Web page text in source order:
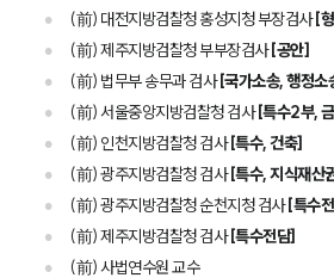
(前) 대전지방검찰청 홍성지청 부장검사[
(前) 제주지방검찰청 부부장검사[공안]
(前) 법무부 송무과 검사[국가소송, 행정소
(前) 서울중앙지방검찰청 검사[특수2부,
(前) 인천지방검찰청 검사[특수, 건축]
(前) 광주지방검찰청 검사[특수, 지식재산
(前) 광주지방검찰청 순천지청 검사[특수
(前) 제주지방검찰청 검사[특수전담]
(前) 사법연수원 교수